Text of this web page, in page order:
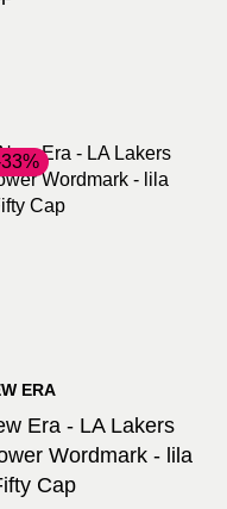
ERA
Era - LA Lakers
Wordmark - lila
Cap